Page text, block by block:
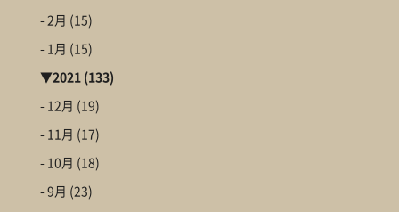
- 2月 (15)
- 1月 (15)
▼2021 (133)
- 12月 (19)
- 11月 (17)
- 10月 (18)
- 9月 (23)